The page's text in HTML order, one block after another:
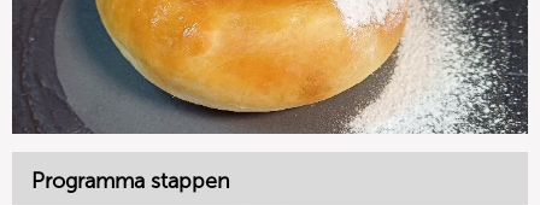
Programma stappen